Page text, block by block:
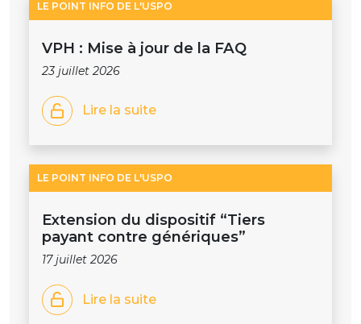
LE POINT INFO DE L'USPO
VPH : Mise à jour de la FAQ
23 juillet 2026
Lire la suite
LE POINT INFO DE L'USPO
Extension du dispositif “Tiers
payant contre génériques”
17 juillet 2026
Lire la suite